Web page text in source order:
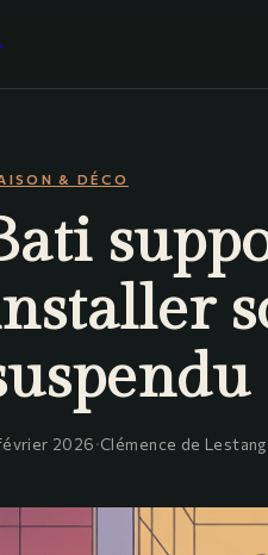
& DÉCO
2026·Clémence de Lestang